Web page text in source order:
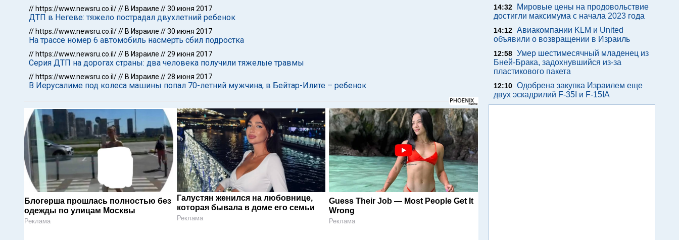
// https://www.newsru.co.il/// В Израиле //30 июня 2017
ДТП в Негеве: тяжело пострадал двухлетний ребенок
// https://www.newsru.co.il/// В Израиле //30 июня 2017
На трассе номер 6 автомобиль насмерть сбил подростка
// https://www.newsru.co.il/// В Израиле //29 июня 2017
Серия ДТП на дорогах страны: два человека получили тяжелые травмы
// https://www.newsru.co.il/// В Израиле //28 июня 2017
В Иерусалиме под колеса машины попал 70-летний мужчина, в Бейтар-Илите – ребенок
Блогерша прошлась полностью без
одежды по улицам Москвы
Реклама
Галустян женился на любовнице,
которая бывала в доме его семьи
Реклама
Guess Their Job — Most People Get It
Wrong
Реклама
14:32
Мировые цены на продовольствие
достигли максимума с начала 2023 года
14:12 Авиакомпании KLM и United
объявили о возвращении в Израиль
12:58 Умер шестимесячный младенец из
Бней-Брака, задохнувшийся из-за
пластикового пакета
12:10 Одобрена закупка Израилем еще
двух эскадрилий F-35I и F-15IA